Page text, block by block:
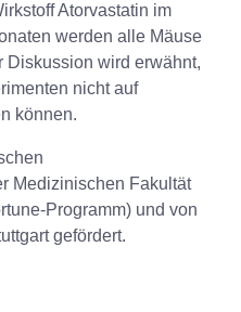
Atorvastatin im
werden alle Mäuse
Diskussion wird erwähnt,
nicht auf
können.
Medizinischen Fakultät
Programm) und von
gefördert.